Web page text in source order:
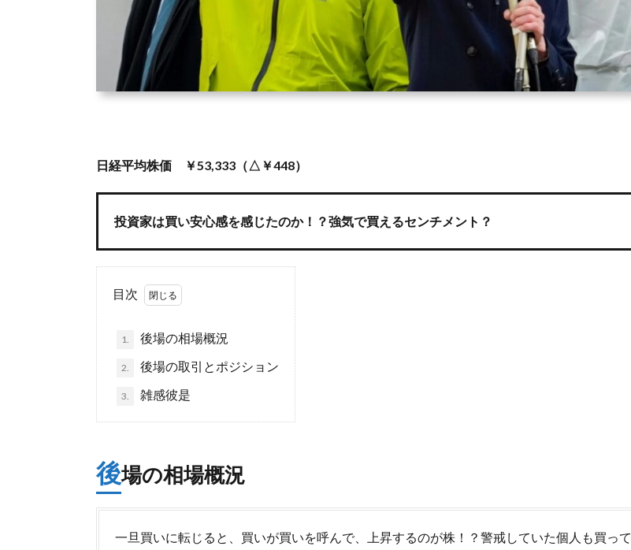
日経平均株価 ￥53,333（△￥448）
投資家は買い安心感を感じたのか！？強気で買えるセンチメント？
目次
1. 後場の相場概況
2. 後場の取引とポジション
3. 雑感彼是
後場の相場概況
一旦買いに転じると、買いが買いを呼んで、上昇するのが株！？警戒していた個人も買って